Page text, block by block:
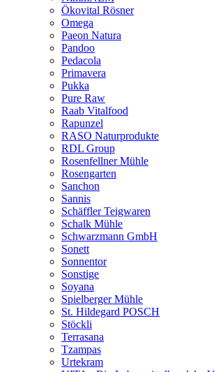
Ökovital Rösner
Omega
Paeon Natura
Pandoo
Pedacola
Primavera
Pukka
Pure Raw
Raab Vitalfood
Rapunzel
RASO Naturprodukte
RDL Group
Rosenfellner Mühle
Rosengarten
Sanchon
Sannis
Schäffler Teigwaren
Schalk Mühle
Schwarzmann GmbH
Sonett
Sonnentor
Sonstige
Soyana
Spielberger Mühle
St. Hildegard POSCH
Stöckli
Terrasana
Tzampas
Urtekram